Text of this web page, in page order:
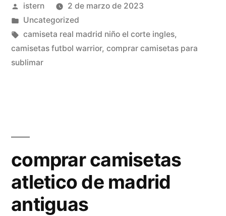
en
una
camiseta
Publicado
por
istern
2 de marzo de 2023
Publicado
en
Uncategorized
Etiquetas:
camiseta real madrid niño el corte ingles,
camisetas futbol warrior, comprar camisetas para
sublimar
comprar camisetas
atletico de madrid
antiguas